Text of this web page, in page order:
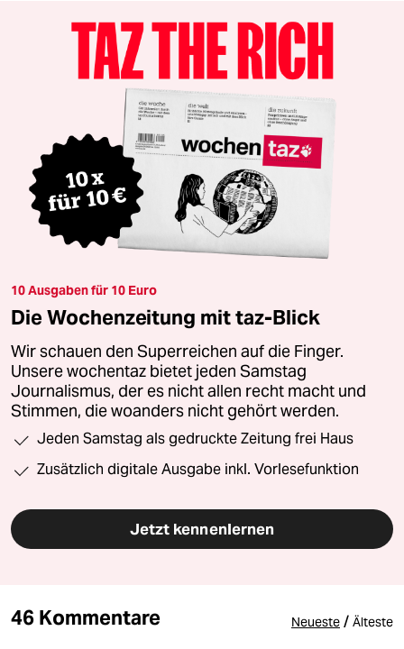
10 Ausgaben für 10 Euro
Die Wochenzeitung mit taz-Blick
Wir schauen den Superreichen auf die Finger.
Unsere wochentaz bietet jeden Samstag
Journalismus, der es nicht allen recht macht und
Stimmen, die woanders nicht gehört werden.
Jeden Samstag als gedruckte Zeitung frei Haus
Zusätzlich digitale Ausgabe inkl. Vorlesefunktion
Jetzt kennenlernen
46 Kommentare Neueste / Älteste